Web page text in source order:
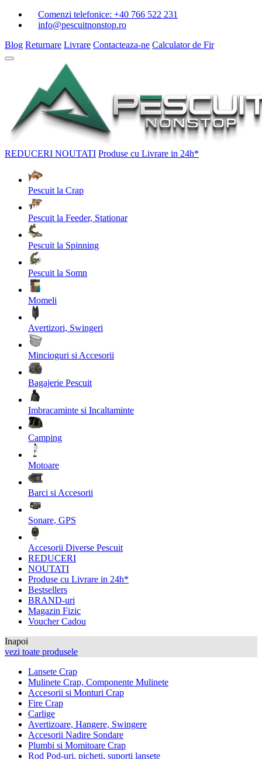
Comenzi telefonice: +40 766 522 231
info@pescuitnonstop.ro
Blog Returnare Livrare Contacteaza-ne Calculator de Fir
REDUCERI NOUTATI Produse cu Livrare in 24h*
Pescuit la Crap
Pescuit la Feeder, Stationar
Pescuit la Spinning
Pescuit la Somn
Momeli
Avertizori, Swingeri
Mincioguri si Accesorii
Bagajerie Pescuit
Imbracaminte si Incaltaminte
Camping
Motoare
Barci si Accesorii
Sonare, GPS
Accesorii Diverse Pescuit
REDUCERI
NOUTATI
Produse cu Livrare in 24h*
Bestsellers
BRAND-uri
Magazin Fizic
Voucher Cadou
Inapoi
vezi toate produsele
Lansete Crap
Mulinete Crap, Componente Mulinete
Accesorii si Monturi Crap
Fire Crap
Carlige
Avertizoare, Hangere, Swingere
Accesorii Nadire Sondare
Plumbi si Momitoare Crap
Rod Pod-uri, picheti, suporti lansete